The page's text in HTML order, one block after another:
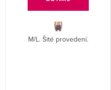
M/L. Šité provedení.